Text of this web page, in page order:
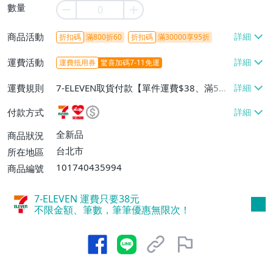
數量
商品活動 折扣碼 滿800折60 折扣碼 滿30000享95折
運費活動 運費抵用券 驚喜加碼7-11免運
運費規則
7-ELEVEN取貨付款【單件運費$38、滿5件
或消費滿$1298免運費】、7-ELEVEN取貨
不付款【免運費】、萊爾富取貨付款【單件
運費$60、滿5件或消費滿$1298免運
費】、宅配/貨運【單件運費$120、滿5件
付款方式
商品狀況
全新品
所在地區
台北市
商品編號
101740435994
7-ELEVEN 運費只要38元
不限金額、筆數，筆筆優惠無限次！